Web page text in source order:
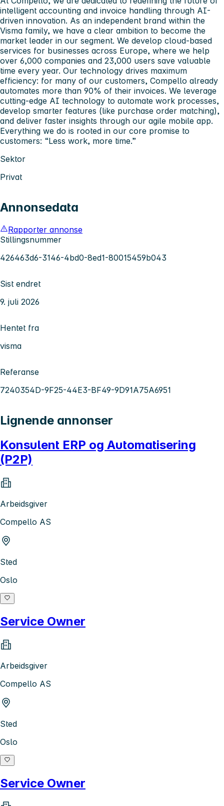
intelligent accounting and invoice handling through AI-
driven innovation. As an independent brand within the
Visma family, we have a clear ambition to become the
market leader in our segment. We develop cloud-based
services for businesses across Europe, where we help
over 6,000 companies and 23,000 users save valuable
time every year. Our technology drives maximum
efficiency: for many of our customers, Compello already
automates more than 90% of their invoices. We leverage
cutting-edge AI technology to automate work processes,
develop smarter features (like purchase order matching),
and deliver faster insights through our agile mobile app.
Everything we do is rooted in our core promise to
customers: “Less work, more time.”
Sektor
Privat
Annonsedata
Rapporter annonse
Stillingsnummer
426463d6-3146-4bd0-8ed1-80015459b043
Sist endret
9. juli 2026
Hentet fra
visma
Referanse
7240354D-9F25-44E3-BF49-9D91A75A6951
Lignende annonser
Konsulent ERP og Automatisering
(P2P)
Arbeidsgiver
Compello AS
Sted
Oslo
Service Owner
Arbeidsgiver
Compello AS
Sted
Oslo
Service Owner